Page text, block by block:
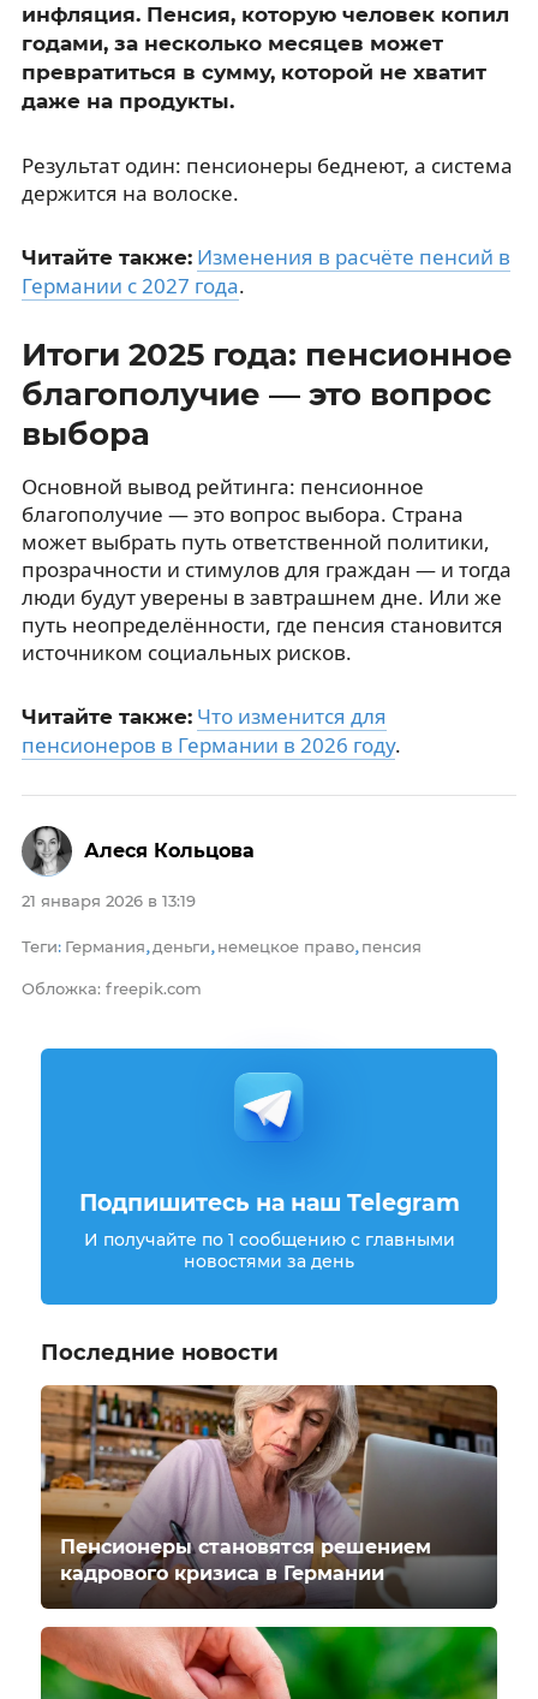
инфляция. Пенсия, которую человек копил
годами, за несколько месяцев может
превратиться в сумму, которой не хватит
даже на продукты.
Результат один: пенсионеры беднеют, а система
держится на волоске.
Читайте также: Изменения в расчёте пенсий в
Германии с 2027 года.
Итоги 2025 года: пенсионное
благополучие — это вопрос
выбора
Основной вывод рейтинга: пенсионное
благополучие — это вопрос выбора. Страна
может выбрать путь ответственной политики,
прозрачности и стимулов для граждан — и тогда
люди будут уверены в завтрашнем дне. Или же
путь неопределённости, где пенсия становится
источником социальных рисков.
Читайте также: Что изменится для
пенсионеров в Германии в 2026 году.
21 января 2026 в 13:19
Теги: Германия, деньги, немецкое право, пенсия
Обложка: freepik.com
Алеся Кольцова
Подпишитесь на наш Telegram
И получайте по 1 сообщению с главными
новостями за день
Последние новости
Пенсионеры становятся решением
кадрового кризиса в Германии